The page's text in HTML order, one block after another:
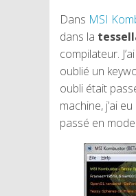
Dans MSI
dans la
compilateur.
oublié un
oubli était
machine, j’ai
passé en